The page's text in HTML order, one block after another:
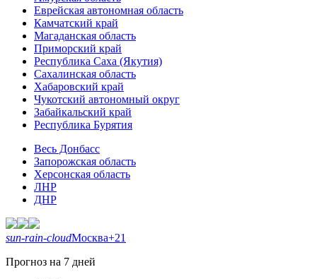
Еврейская автономная область
Камчатский край
Магаданская область
Приморский край
Республика Саха (Якутия)
Сахалинская область
Хабаровский край
Чукотский автономный округ
Забайкальский край
Республика Бурятия
Весь Донбасс
Запорожская область
Херсонская область
ЛНР
ДНР
sun-rain-cloudМосква+21
Прогноз на 7 дней